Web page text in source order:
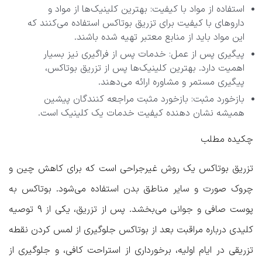
استفاده از مواد با کیفیت: بهترین کلینیک‌ها از مواد و
داروهای با کیفیت برای تزریق بوتاکس استفاده می‌کنند که
این مواد باید از منابع معتبر تهیه شده باشند.
پیگیری پس از عمل: خدمات پس از فراگیری نیز بسیار
اهمیت دارد. بهترین کلینیک‌ها پس از تزریق بوتاکس،
پیگیری مستمر و مشاوره ارائه می‌دهند.
بازخورد مثبت: بازخورد مثبت مراجعه کنندگان پیشین
همیشه نشان دهنده کیفیت خدمات یک کلینیک است.
چکیده مطلب
تزریق بوتاکس یک روش غیرجراحی است که برای کاهش چین و
چروک صورت و سایر مناطق بدن استفاده می‌شود. بوتاکس به
پوست صافی و جوانی می‌بخشد. پس از تزریق، یکی از 9 توصیه
کلیدی درباره مراقبت بعد از بوتاکس جلوگیری از لمس کردن نقطه
تزریقی در ایام اولیه، برخورداری از استراحت کافی، و جلوگیری از